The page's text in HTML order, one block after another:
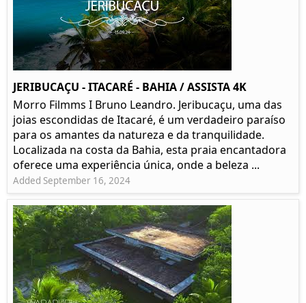
JERIBUCAÇU - ITACARÉ - BAHIA / ASSISTA 4K
Morro Filmms I Bruno Leandro. Jeribucaçu, uma das
joias escondidas de Itacaré, é um verdadeiro paraíso
para os amantes da natureza e da tranquilidade.
Localizada na costa da Bahia, esta praia encantadora
oferece uma experiência única, onde a beleza ...
Added September 16, 2024